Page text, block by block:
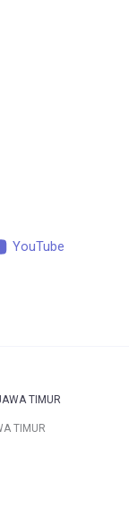
YouTube
TIMUR
TIMUR